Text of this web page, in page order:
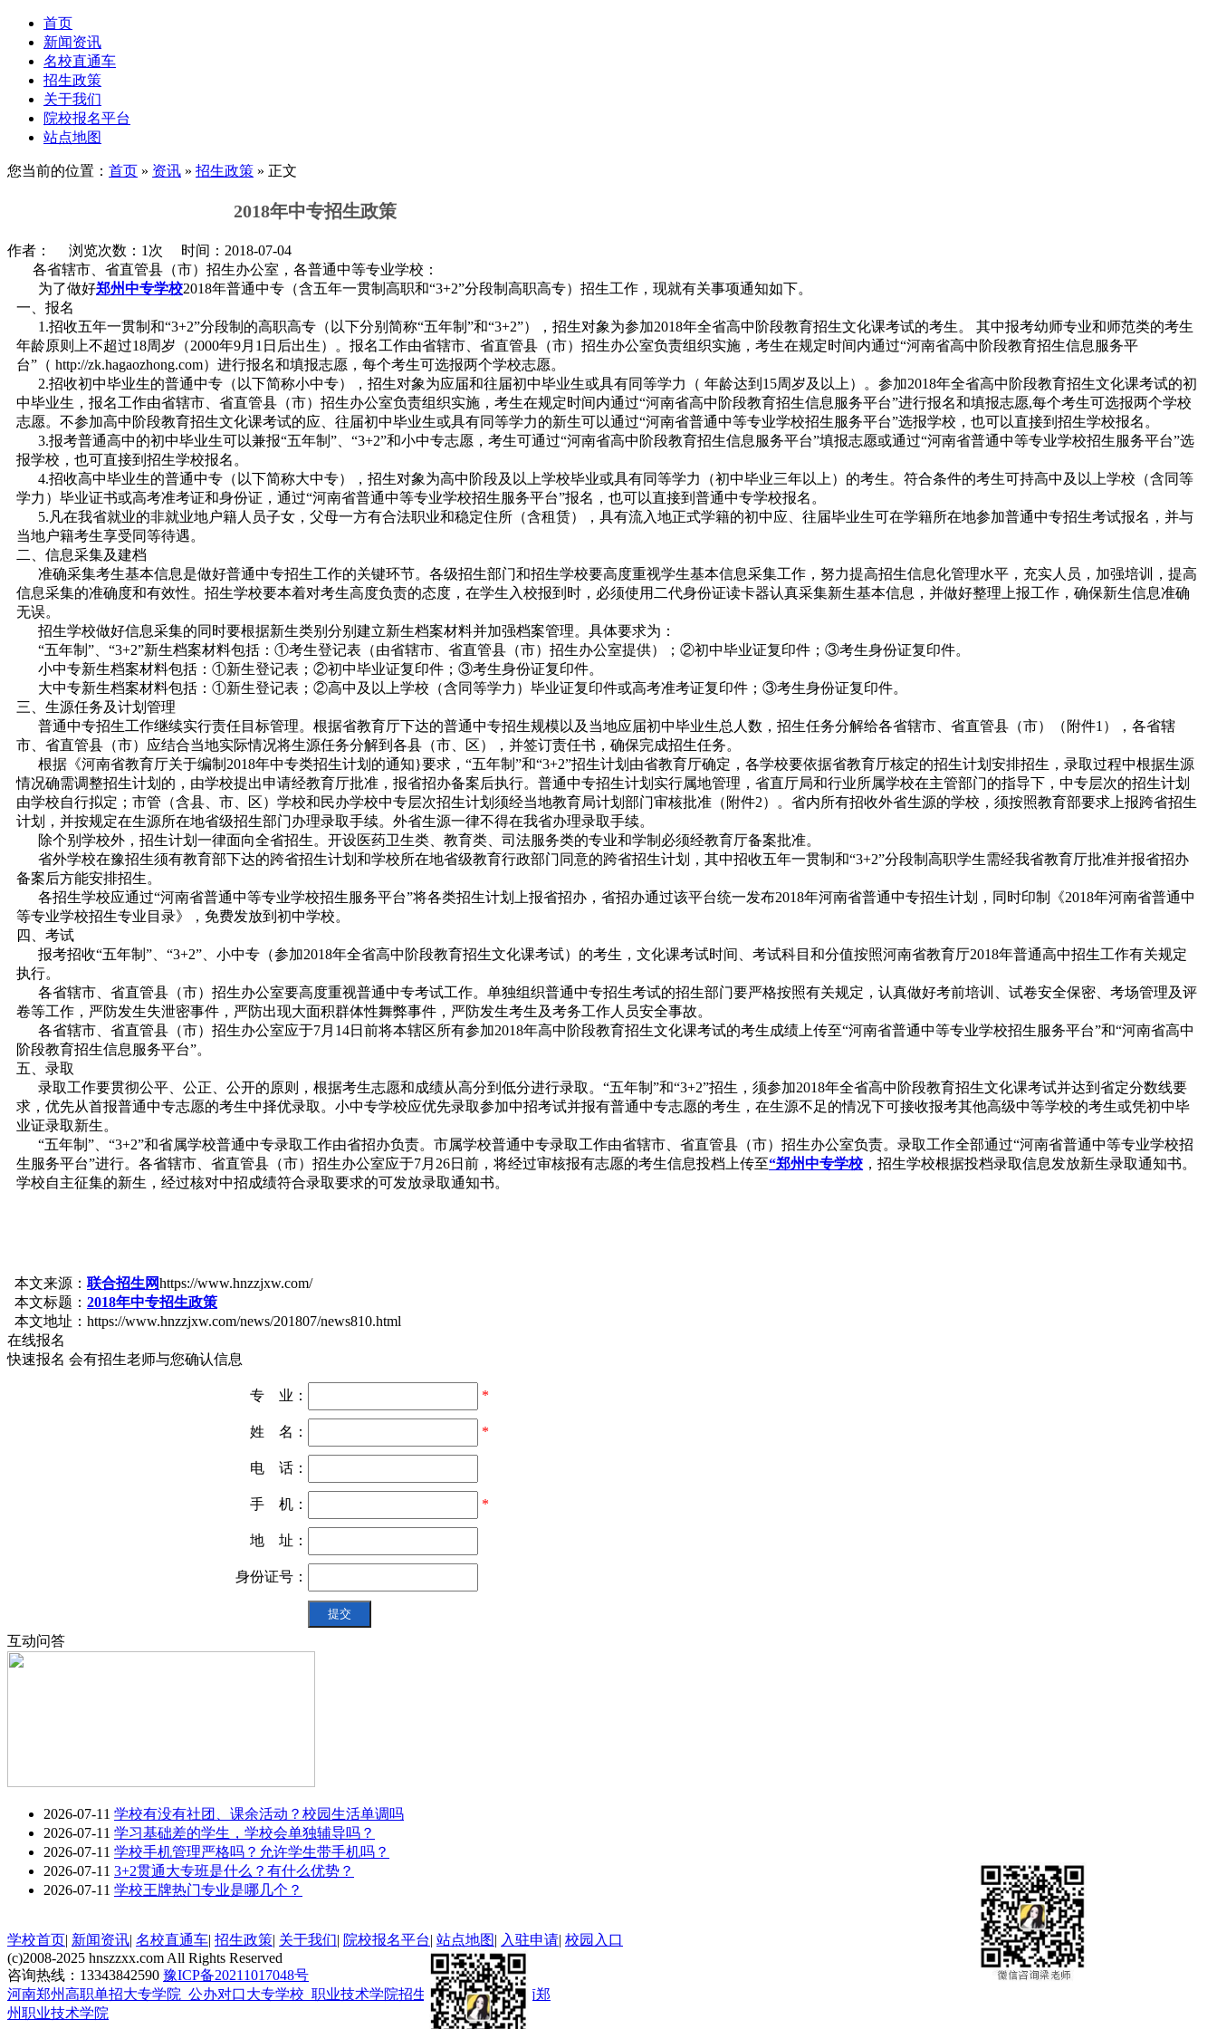
首页
新闻资讯
名校直通车
招生政策
关于我们
院校报名平台
站点地图
您当前的位置： 首页 » 资讯 » 招生政策 » 正文
2018年中专招生政策
作者： 浏览次数：1次 时间：2018-07-04
各省辖市、省直管县（市）招生办公室，各普通中等专业学校：
为了做好郑州中专学校2018年普通中专（含五年一贯制高职和“3+2”分段制高职高专）招生工作，现就有关事项通知如下。
一、报名
1.招收五年一贯制和“3+2”分段制的高职高专（以下分别简称“五年制”和“3+2”），招生对象为参加2018年全省高中阶段教育招生文化课考试的考生。 其中报考幼师专业和师范类的考生
年龄原则上不超过18周岁（2000年9月1日后出生）。报名工作由省辖市、省直管县（市）招生办公室负责组织实施，考生在规定时间内通过“河南省高中阶段教育招生信息服务平
台”（ http://zk.hagaozhong.com）进行报名和填报志愿，每个考生可选报两个学校志愿。
2.招收初中毕业生的普通中专（以下简称小中专），招生对象为应届和往届初中毕业生或具有同等学力（ 年龄达到15周岁及以上）。参加2018年全省高中阶段教育招生文化课考试的初
中毕业生，报名工作由省辖市、省直管县（市）招生办公室负责组织实施，考生在规定时间内通过“河南省高中阶段教育招生信息服务平台”进行报名和填报志愿,每个考生可选报两个学校
志愿。不参加高中阶段教育招生文化课考试的应、往届初中毕业生或具有同等学力的新生可以通过“河南省普通中等专业学校招生服务平台”选报学校，也可以直接到招生学校报名。
3.报考普通高中的初中毕业生可以兼报“五年制”、“3+2”和小中专志愿，考生可通过“河南省高中阶段教育招生信息服务平台”填报志愿或通过“河南省普通中等专业学校招生服务平台”选
报学校，也可直接到招生学校报名。
4.招收高中毕业生的普通中专（以下简称大中专），招生对象为高中阶段及以上学校毕业或具有同等学力（初中毕业三年以上）的考生。符合条件的考生可持高中及以上学校（含同等
学力）毕业证书或高考准考证和身份证，通过“河南省普通中等专业学校招生服务平台”报名，也可以直接到普通中专学校报名。
5.凡在我省就业的非就业地户籍人员子女，父母一方有合法职业和稳定住所（含租赁），具有流入地正式学籍的初中应、往届毕业生可在学籍所在地参加普通中专招生考试报名，并与
当地户籍考生享受同等待遇。
二、信息采集及建档
准确采集考生基本信息是做好普通中专招生工作的关键环节。各级招生部门和招生学校要高度重视学生基本信息采集工作，努力提高招生信息化管理水平，充实人员，加强培训，提高
信息采集的准确度和有效性。招生学校要本着对考生高度负责的态度，在学生入校报到时，必须使用二代身份证读卡器认真采集新生基本信息，并做好整理上报工作，确保新生信息准确
无误。
招生学校做好信息采集的同时要根据新生类别分别建立新生档案材料并加强档案管理。具体要求为：
“五年制”、“3+2”新生档案材料包括：①考生登记表（由省辖市、省直管县（市）招生办公室提供）；②初中毕业证复印件；③考生身份证复印件。
小中专新生档案材料包括：①新生登记表；②初中毕业证复印件；③考生身份证复印件。
大中专新生档案材料包括：①新生登记表；②高中及以上学校（含同等学力）毕业证复印件或高考准考证复印件；③考生身份证复印件。
三、生源任务及计划管理
普通中专招生工作继续实行责任目标管理。根据省教育厅下达的普通中专招生规模以及当地应届初中毕业生总人数，招生任务分解给各省辖市、省直管县（市）（附件1），各省辖
市、省直管县（市）应结合当地实际情况将生源任务分解到各县（市、区），并签订责任书，确保完成招生任务。
根据《河南省教育厅关于编制2018年中专类招生计划的通知}要求，“五年制”和“3+2”招生计划由省教育厅确定，各学校要依据省教育厅核定的招生计划安排招生，录取过程中根据生源
情况确需调整招生计划的，由学校提出申请经教育厅批准，报省招办备案后执行。普通中专招生计划实行属地管理，省直厅局和行业所属学校在主管部门的指导下，中专层次的招生计划
由学校自行拟定；市管（含县、市、区）学校和民办学校中专层次招生计划须经当地教育局计划部门审核批准（附件2）。省内所有招收外省生源的学校，须按照教育部要求上报跨省招生
计划，并按规定在生源所在地省级招生部门办理录取手续。外省生源一律不得在我省办理录取手续。
除个别学校外，招生计划一律面向全省招生。开设医药卫生类、教育类、司法服务类的专业和学制必须经教育厅备案批准。
省外学校在豫招生须有教育部下达的跨省招生计划和学校所在地省级教育行政部门同意的跨省招生计划，其中招收五年一贯制和“3+2”分段制高职学生需经我省教育厅批准并报省招办
备案后方能安排招生。
各招生学校应通过“河南省普通中等专业学校招生服务平台”将各类招生计划上报省招办，省招办通过该平台统一发布2018年河南省普通中专招生计划，同时印制《2018年河南省普通中
等专业学校招生专业目录》，免费发放到初中学校。
四、考试
报考招收“五年制”、“3+2”、小中专（参加2018年全省高中阶段教育招生文化课考试）的考生，文化课考试时间、考试科目和分值按照河南省教育厅2018年普通高中招生工作有关规定
执行。
各省辖市、省直管县（市）招生办公室要高度重视普通中专考试工作。单独组织普通中专招生考试的招生部门要严格按照有关规定，认真做好考前培训、试卷安全保密、考场管理及评
卷等工作，严防发生失泄密事件，严防出现大面积群体性舞弊事件，严防发生考生及考务工作人员安全事故。
各省辖市、省直管县（市）招生办公室应于7月14日前将本辖区所有参加2018年高中阶段教育招生文化课考试的考生成绩上传至“河南省普通中等专业学校招生服务平台”和“河南省高中
阶段教育招生信息服务平台”。
五、录取
录取工作要贯彻公平、公正、公开的原则，根据考生志愿和成绩从高分到低分进行录取。“五年制”和“3+2”招生，须参加2018年全省高中阶段教育招生文化课考试并达到省定分数线要
求，优先从首报普通中专志愿的考生中择优录取。小中专学校应优先录取参加中招考试并报有普通中专志愿的考生，在生源不足的情况下可接收报考其他高级中等学校的考生或凭初中毕
业证录取新生。
“五年制”、“3+2”和省属学校普通中专录取工作由省招办负责。市属学校普通中专录取工作由省辖市、省直管县（市）招生办公室负责。录取工作全部通过“河南省普通中等专业学校招
生服务平台”进行。各省辖市、省直管县（市）招生办公室应于7月26日前，将经过审核报有志愿的考生信息投档上传至“郑州中专学校 ，招生学校根据投档录取信息发放新生录取通知书。
学校自主征集的新生，经过核对中招成绩符合录取要求的可发放录取通知书。
本文来源： 联合招生网https://www.hnzzjxw.com/
本文标题： 2018年中专招生政策
本文地址：https://www.hnzzjxw.com/news/201807/news810.html
在线报名
快速报名 会有招生老师与您确认信息
专 业： *
姓 名： *
电 话：
手 机： *
地 址：
身份证号：
互动问答
2026-07-11 学校有没有社团、课余活动？校园生活单调吗
2026-07-11 学习基础差的学生，学校会单独辅导吗？
2026-07-11 学校手机管理严格吗？允许学生带手机吗？
2026-07-11 3+2贯通大专班是什么？有什么优势？
2026-07-11 学校王牌热门专业是哪几个？
学校首页| 新闻资讯| 名校直通车| 招生政策| 关于我们| 院校报名平台| 站点地图| 入驻申请| 校园入口
(c)2008-2025 hnszzxx.com All Rights Reserved
咨询热线：13343842590 豫ICP备20211017048号
河南郑州高职单招大专学院_公办对口大专学校_职业技术学院招生_单招保录取河南郑
州职业技术学院